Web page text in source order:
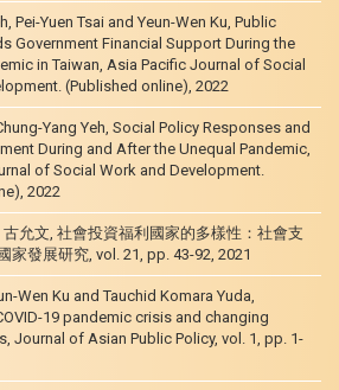
Pei-Yuen Tsai and Yeun-Wen Ku, Public
Government Financial Support During the
in Taiwan, Asia Pacific Journal of Social
(Published online), 2022
Yang Yeh, Social Policy Responses and
During and After the Unequal Pandemic,
of Social Work and Development.
2022
古允文, 社會投資福利國家的多樣性：社會支
家發展研究, vol. 21, pp. 43-92, 2021
Wen Ku and Tauchid Komara Yuda,
19 pandemic crisis and changing
Journal of Asian Public Policy, vol. 1, pp. 1-